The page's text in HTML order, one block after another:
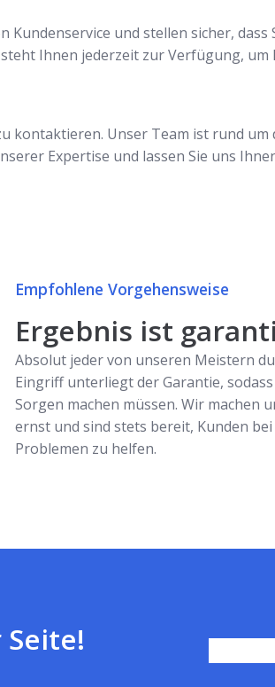
und stellen sicher, dass
Ihnen jederzeit zur Verfügung, um
kontaktieren. Unser Team ist rund um
Expertise und lassen Sie uns
Empfohlene Vorgehensweise
Ergebnis ist
Absolut jeder von unseren Meistern
Eingriff unterliegt der Garantie, sodass
Sorgen machen müssen. Wir machen
ernst und sind stets bereit, Kunden
Problemen zu helfen.